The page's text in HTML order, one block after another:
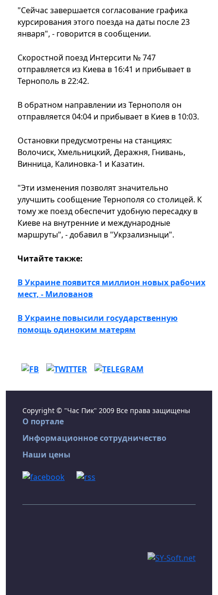
"Сейчас завершается согласование графика
курсирования этого поезда на даты после 23
января", - говорится в сообщении.
Скоростной поезд Интерсити № 747
отправляется из Киева в 16:41 и прибывает в
Тернополь в 22:42.
В обратном направлении из Тернополя он
отправляется 04:04 и прибывает в Киев в 10:03.
Остановки предусмотрены на станциях:
Волочиск, Хмельницкий, Деражня, Гнивань,
Винница, Калиновка-1 и Казатин.
"Эти изменения позволят значительно
улучшить сообщение Тернополя со столицей. К
тому же поезд обеспечит удобную пересадку в
Киеве на внутренние и международные
маршруты", - добавил в "Укрзализныци".
Читайте также:
В Украине появится миллион новых рабочих
мест, - Милованов
В Украине повысили государственную
помощь одиноким матерям
Copyright © "Час Пик" 2009 Все права защищены
О портале
Информационное сотрудничество
Наши цены